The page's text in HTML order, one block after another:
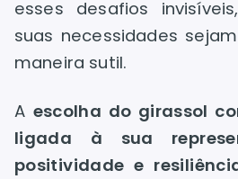
esses desafios
suas necessidades
maneira sutil.
A escolha do girassol
ligada à sua
positividade e